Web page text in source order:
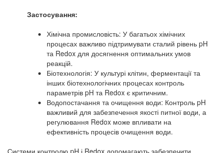
Застосування:
Хімічна промисловість: У багатьох хімічних
процесах важливо підтримувати сталий рівень pH
та Redox для досягнення оптимальних умов
реакцій.
Біотехнологія: У культурі клітин, ферментації та
інших біотехнологічних процесах контроль
параметрів pH та Redox є критичним.
Водопостачання та очищення води: Контроль pH
важливий для забезпечення якості питної води, а
регулювання Redox може впливати на
ефективність процесів очищення води.
Системи контролю pH і Redox допомагають забезпечити